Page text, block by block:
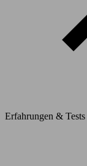
Erfahrungen & Tests